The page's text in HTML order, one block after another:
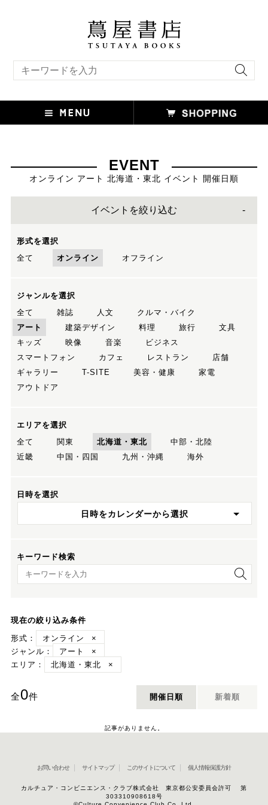
EVENT
オンライン アート 北海道・東北 イベント 開催日順
イベントを絞り込む
形式を選択
全て
オンライン オフライン
ジャンルを選択
全て
雑誌 人文
クルマ・バイク
アート
建築デザイン 料理 旅行
文具
キッズ
映像 音楽
ビジネス
スマートフォン
カフェ レストラン
店舗
ギャラリー
T-SITE 美容・健康
家電
アウトドア
エリアを選択
全て
関東 北海道・東北
中部・北陸
近畿
中国・四国 九州・沖縄 海外
日時を選択
日時をカレンダーから選択
キーワード検索
キーワード検索
現在の絞り込み条件
形式：
オンライン
×
ジャンル：
アート
×
エリア：
北海道・東北 ×
全0件 開催日順 新着順
記事がありません。
お問い合わせ サイトマップ このサイトについて 個人情報保護方針
カルチュア・コンビニエンス・クラブ株式会社 東京都公安委員会許可 第
303310908618号